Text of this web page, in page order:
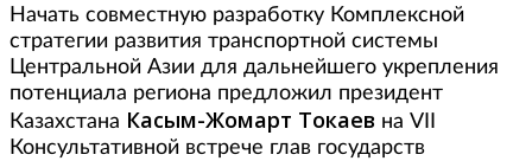
Начать совместную разработку Комплексной
стратегии развития транспортной системы
Центральной Азии для дальнейшего укрепления
потенциала региона предложил президент
Казахстана Касым-Жомарт Токаев на VII
Консультативной встрече глав государств